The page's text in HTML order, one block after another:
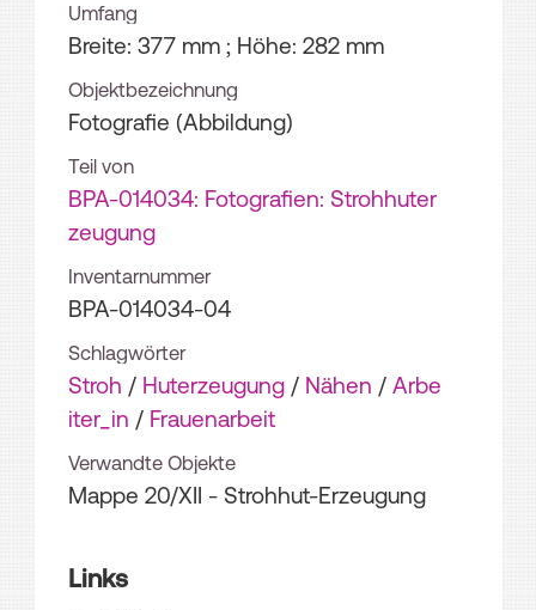
Umfang
Breite: 377 mm ; Höhe: 282 mm
Objektbezeichnung
Fotografie (Abbildung)
Teil von
BPA-014034: Fotografien: Strohhuter
zeugung
Inventarnummer
BPA-014034-04
Schlagwörter
Stroh / Huterzeugung / Nähen / Arbe
iter_in / Frauenarbeit
Verwandte Objekte
Mappe 20/XII - Strohhut-Erzeugung
Links